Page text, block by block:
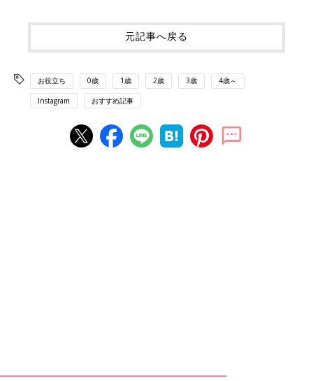
元記事へ戻る
お役立ち 0歳 1歳 2歳 3歳 4歳～
Instagram おすすめ記事